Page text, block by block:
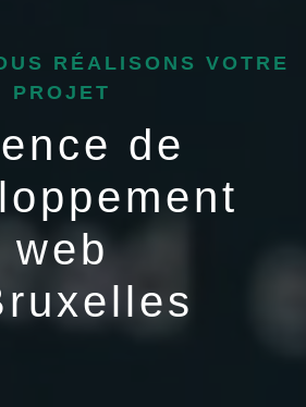
RÉALISONS VOTRE
PROJET
de
web